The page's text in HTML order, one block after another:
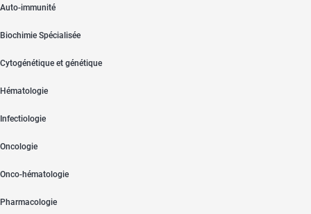
Auto-immunité
Biochimie Spécialisée
Cytogénétique et génétique
Hématologie
Infectiologie
Oncologie
Onco-hématologie
Pharmacologie